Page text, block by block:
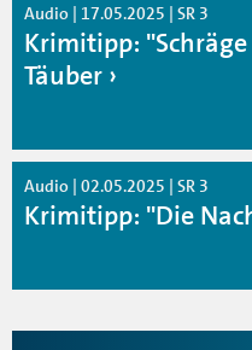
Audio | 17.05.2025 | SR 3
Krimitipp:
Täuber
Audio | 02.05.2025 | SR 3
Krimitipp: "Die